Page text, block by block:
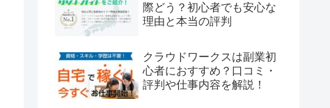
際どう？初心者でも安心な
理由と本当の評判
クラウドワークスは副業初
心者におすすめ？口コミ・
評判や仕事内容を解説！